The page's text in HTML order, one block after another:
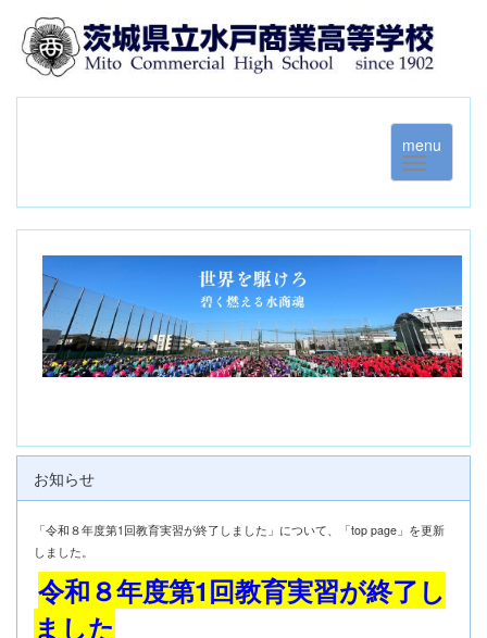
menu
お知らせ
「令和８年度第1回教育実習が終了しました」について、「top page」を更新
しました。
令和８年度第1回教育実習が終了し
ました